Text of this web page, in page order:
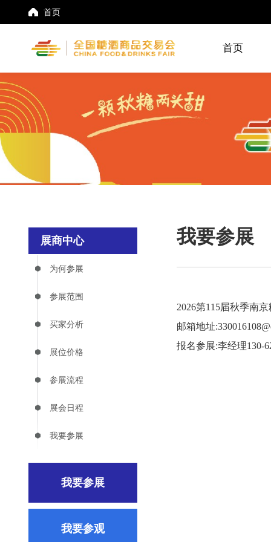
首页
首页
展商中心
为何参展
参展范围
买家分析
展位价格
参展流程
展会日程
我要参展
我要参展
我要参观
我要参展
2026第115届秋季南
邮箱地址
报名参展:李经理130-